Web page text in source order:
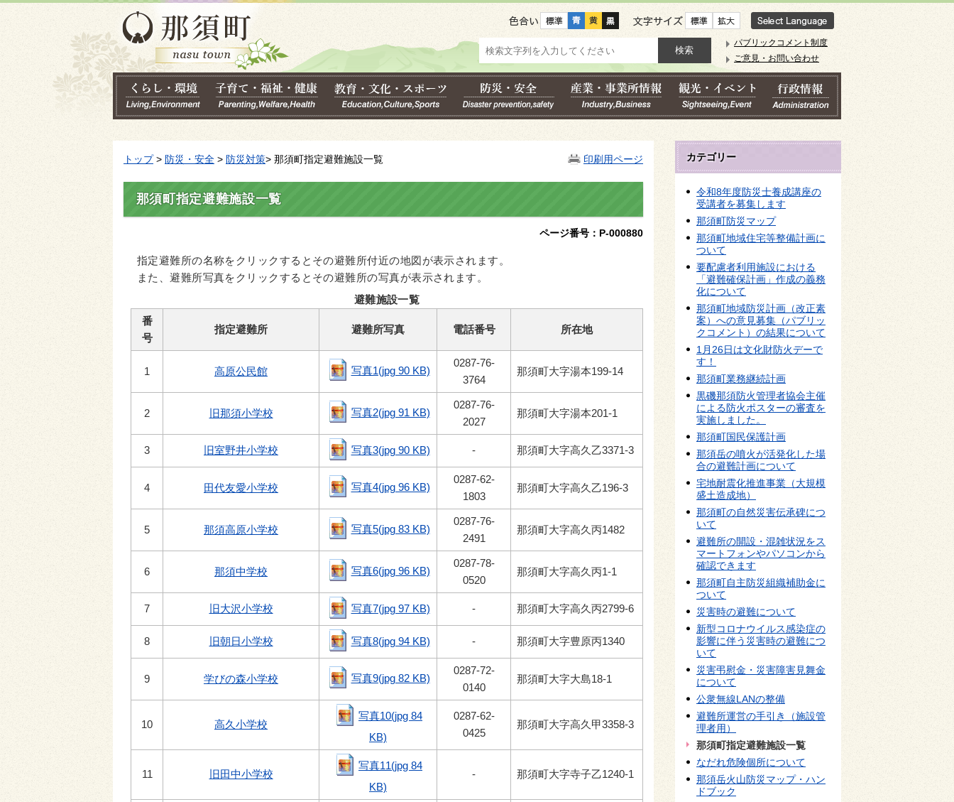
色合い 文字サイズ
パブリックコメント制度
ご意見・お問い合わせ
印刷用ページ
トップ> 防災・安全 > 防災対策> 那須町指定避難施設一覧
那須町指定避難施設一覧
ページ番号：P-000880
指定避難所の名称をクリックするとその避難所付近の地図が表示されます。
また、避難所写真をクリックするとその避難所の写真が表示されます。
避難施設一覧
番
号
指定避難所 避難所写真 電話番号 所在地
1 高原公民館 写真1(jpg 90 KB)
0287-76-
3764
那須町大字湯本199-14
2 旧那須小学校 写真2(jpg 91 KB)
0287-76-
2027
那須町大字湯本201-1
3 旧室野井小学校 写真3(jpg 90 KB) - 那須町大字高久乙3371-3
4 田代友愛小学校 写真4(jpg 96 KB)
0287-62-
1803
那須町大字高久乙196-3
5 那須高原小学校 写真5(jpg 83 KB)
0287-76-
2491
那須町大字高久丙1482
6 那須中学校 写真6(jpg 96 KB)
0287-78-
0520
那須町大字高久丙1-1
7 旧大沢小学校 写真7(jpg 97 KB) - 那須町大字高久丙2799-6
8 旧朝日小学校 写真8(jpg 94 KB) - 那須町大字豊原丙1340
9 学びの森小学校 写真9(jpg 82 KB)
0287-72-
0140
那須町大字大島18-1
10 高久小学校
写真10(jpg 84
KB)
0287-62-
0425
那須町大字高久甲3358-3
11 旧田中小学校
写真11(jpg 84
KB)
- 那須町大字寺子乙1240-1
カテゴリー
令和8年度防災士養成講座の
受講者を募集します
那須町防災マップ
那須町地域住宅等整備計画に
ついて
要配慮者利用施設における
「避難確保計画」作成の義務
化について
那須町地域防災計画（改正素
案）への意見募集（パブリッ
クコメント）の結果について
1月26日は文化財防火デーで
す！
那須町業務継続計画
黒磯那須防火管理者協会主催
による防火ポスターの審査を
実施しました。
那須町国民保護計画
那須岳の噴火が活発化した場
合の避難計画について
宅地耐震化推進事業（大規模
盛土造成地）
那須町の自然災害伝承碑につ
いて
避難所の開設・混雑状況をス
マートフォンやパソコンから
確認できます
那須町自主防災組織補助金に
ついて
災害時の避難について
新型コロナウイルス感染症の
影響に伴う災害時の避難につ
いて
災害弔慰金・災害障害見舞金
について
公衆無線LANの整備
避難所運営の手引き（施設管
理者用）
那須町指定避難施設一覧
なだれ危険個所について
那須岳火山防災マップ・ハン
ドブック